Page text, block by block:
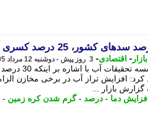
- اقتصادی- 3 روز پیش - دوشنبه 12 مرداد 1405، 14:37
کرد: افزایش تراز آب در برخی مخازن
بازار ...
افزایش دما - درصد -گرم شدن کره زمین -